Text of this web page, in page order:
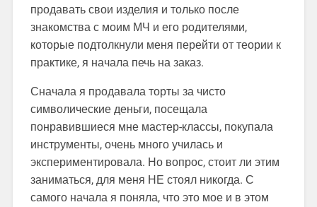
продавать свои изделия и только после
знакомства с моим МЧ и его родителями,
которые подтолкнули меня перейти от теории к
практике, я начала печь на заказ.
Сначала я продавала торты за чисто
символические деньги, посещала
понравившиеся мне мастер-классы, покупала
инструменты, очень много училась и
экспериментировала. Но вопрос, стоит ли этим
заниматься, для меня НЕ стоял никогда. С
самого начала я поняла, что это мое и в этом